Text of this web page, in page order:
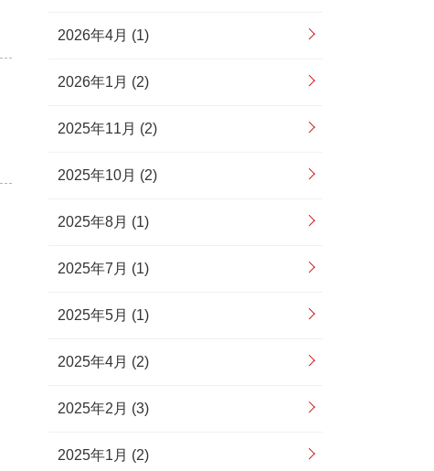
2026年4月 (1)
2026年1月 (2)
2025年11月 (2)
2025年10月 (2)
2025年8月 (1)
2025年7月 (1)
2025年5月 (1)
2025年4月 (2)
2025年2月 (3)
2025年1月 (2)